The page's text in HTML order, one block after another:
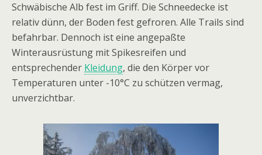
Schwäbische Alb fest im Griff. Die Schneedecke ist
relativ dünn, der Boden fest gefroren. Alle Trails sind
befahrbar. Dennoch ist eine angepaßte
Winterausrüstung mit Spikesreifen und
entsprechender Kleidung, die den Körper vor
Temperaturen unter -10°C zu schützen vermag,
unverzichtbar.